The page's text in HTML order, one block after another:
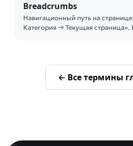
Breadcrumbs
Навигационный путь на
Категория → Текущая страница».
← Все термины